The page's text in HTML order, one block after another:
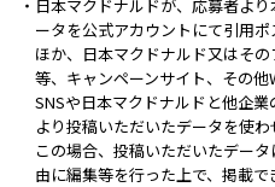
・日本マクドナルドが、応募者よ
ータを公式アカウントにて引用
ほか、日本マクドナルド又はそ
等、キャンペーンサイト、その
SNSや日本マクドナルドと他企
より投稿いただいたデータを使わ
この場合、投稿いただいたデー
由に編集等を行った上で、掲載で